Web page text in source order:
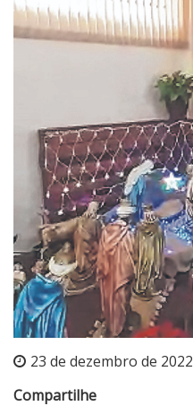
23 de dezembro de 2022
Compartilhe